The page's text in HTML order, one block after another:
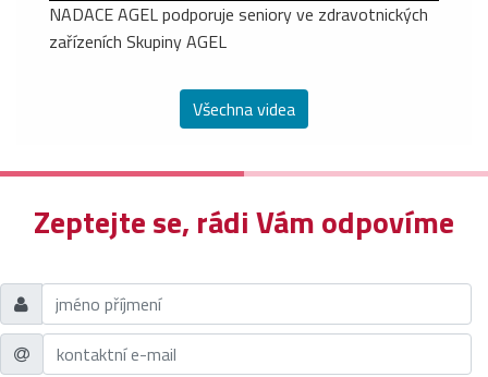
NADACE AGEL podporuje seniory ve zdravotnických
zařízeních Skupiny AGEL
Všechna videa
Zeptejte se, rádi Vám odpovíme